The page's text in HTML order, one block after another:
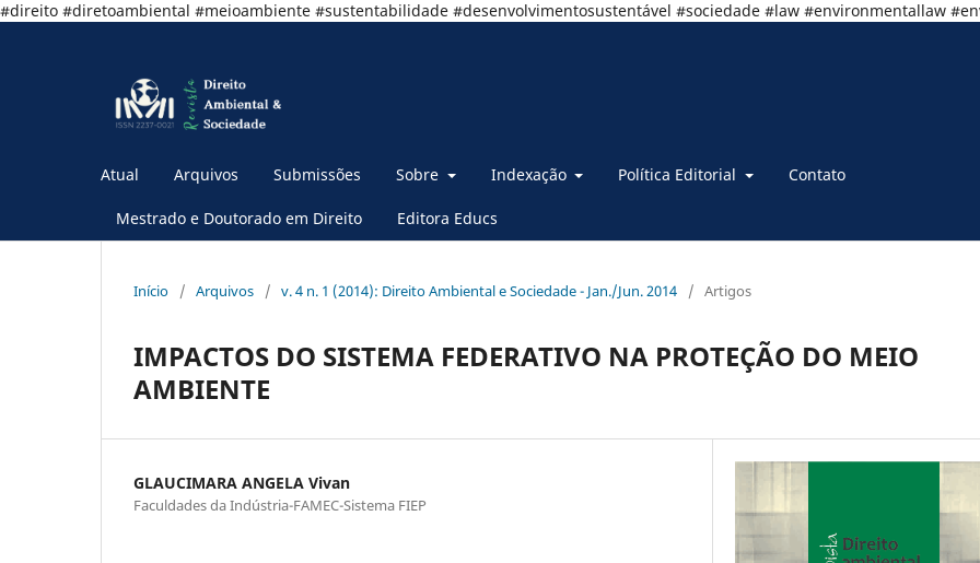
#direito #diretoambiental #meioambiente #sustentabilidade #desenvolvimentosustentável #sociedade #law #environmentallaw
Atual Arquivos Submissões Sobre Indexação Política Editorial Contato
Mestrado e Doutorado em Direito Editora Educs
Início / Arquivos / v. 4 n. 1 (2014): Direito Ambiental e Sociedade - Jan./Jun. 2014 / Artigos
IMPACTOS DO SISTEMA FEDERATIVO NA PROTEÇÃO DO MEIO
AMBIENTE
GLAUCIMARA ANGELA Vivan
Faculdades da Indústria-FAMEC-Sistema FIEP